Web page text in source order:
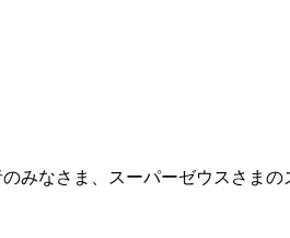
みなさま、スーパーゼウスさまの